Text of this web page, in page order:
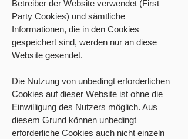
Betreiber der Website verwendet (First
Party Cookies) und sämtliche
Informationen, die in den Cookies
gespeichert sind, werden nur an diese
Website gesendet.
Die Nutzung von unbedingt erforderlichen
Cookies auf dieser Website ist ohne die
Einwilligung des Nutzers möglich. Aus
diesem Grund können unbedingt
erforderliche Cookies auch nicht einzeln